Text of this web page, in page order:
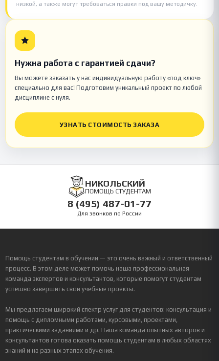
низкой, а также могут требоваться правки под вашу методичку.
Нужна работа с гарантией сдачи?
Вы можете заказать у нас индивидуальную работу «под ключ»
специально для вас! Подготовим уникальный проект по любой
дисциплине с нуля.
УЗНАТЬ СТОИМОСТЬ ЗАКАЗА
НИКОЛЬСКИЙ
ПОМОЩЬ СТУДЕНТАМ
8 (495) 487-01-77
Для звонков по России
Помощь студентам в обучении — это очень важный и ответственный
процесс. В этом деле может помочь наша профессиональная
команда экспертов и консультантов, которые помогут студентам
успешно завершить свои учебные проекты.
Мы предлагаем широкий спектр услуг для студентов: консультация и
помощь с дипломными работами, курсовыми, проектами,
практическими заданиями и др. Наша команда опытных авторов и
консультантов готова оказать помощь студентам в любых областях
знаний и на разных этапах обучения.